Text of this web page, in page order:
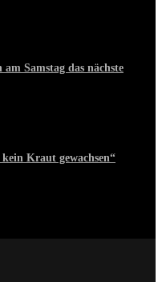
Samstag das nächste
Kraut gewachsen“